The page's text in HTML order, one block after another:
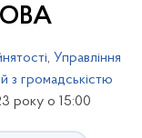
ОВА
, Управління
з громадськістю
року о 15:00